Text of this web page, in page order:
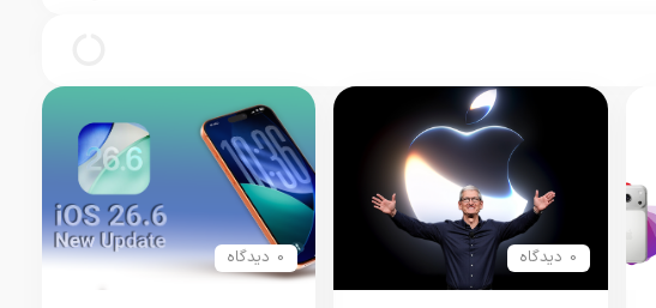
0 دیدگاه 0 دیدگاه